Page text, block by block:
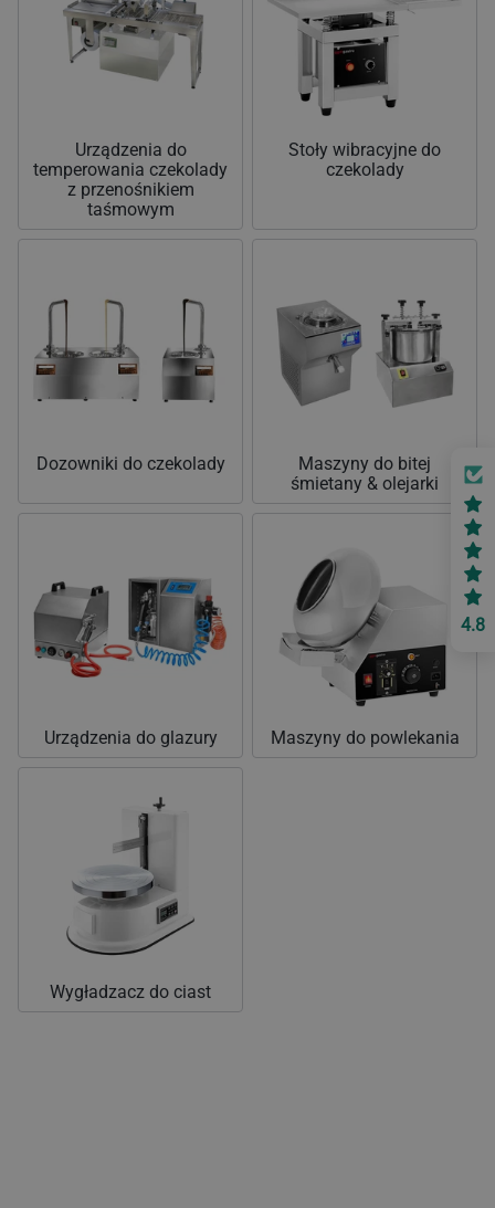
Urządzenia do
temperowania czekolady
z przenośnikiem
taśmowym
Stoły wibracyjne do
czekolady
Dozowniki do czekolady
Maszyny do bitej
śmietany & olejarki
Urządzenia do glazury Maszyny do powlekania
Wygładzacz do ciast
4.8